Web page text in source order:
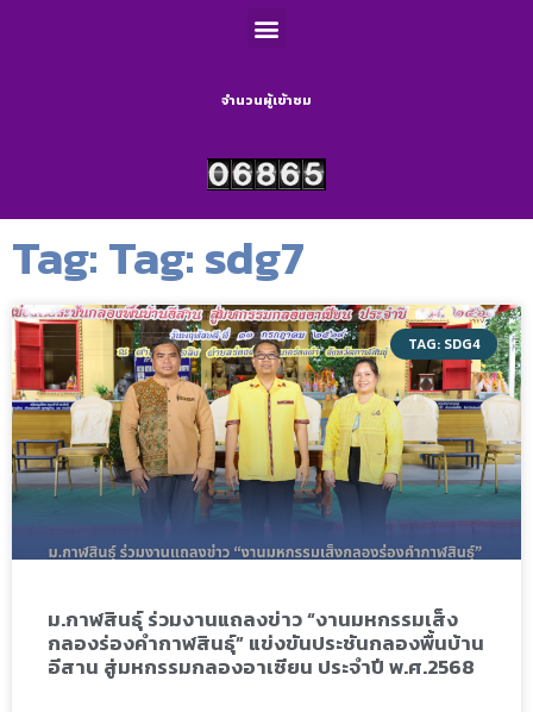
จำนวนผู้เข้าชม
Tag: Tag: sdg7
TAG: SDG4
ม.กาฬสินธุ์ ร่วมงานแถลงข่าว “งานมหกรรมเส็ง
กลองร่องคำกาฬสินธุ์” แข่งขันประชันกลองพื้นบ้าน
อีสาน สู่มหกรรมกลองอาเซียน ประจำปี พ.ศ.2568